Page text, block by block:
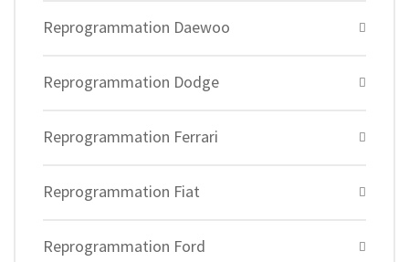
Reprogrammation Daewoo
Reprogrammation Dodge
Reprogrammation Ferrari
Reprogrammation Fiat
Reprogrammation Ford